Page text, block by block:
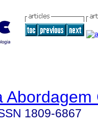
Abordagem
1809-6867